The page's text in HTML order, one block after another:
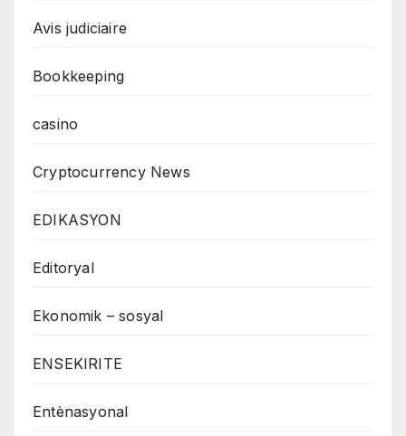
Avis judiciaire
Bookkeeping
casino
Cryptocurrency News
EDIKASYON
Editoryal
Ekonomik – sosyal
ENSEKIRITE
Entènasyonal